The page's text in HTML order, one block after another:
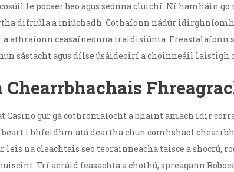
le pócaer beo agus seónna cluichí. Ní hamháin
difriúla a iniúchadh. Cothaíonn nádúr
athraíonn ceasaíneonna traidisiúnta. Freastalaíonn
sástacht agus dílse úsáideoirí a choinneáil laistigh
Chearrbhachais
Casino gur gá cothromaíocht a bhaint amach idir
beart i bhfeidhm atá deartha chun comhshaol
leis na cleachtais seo teorainneacha taisce a
Trí aeráid feasachta a chothú, spreagann